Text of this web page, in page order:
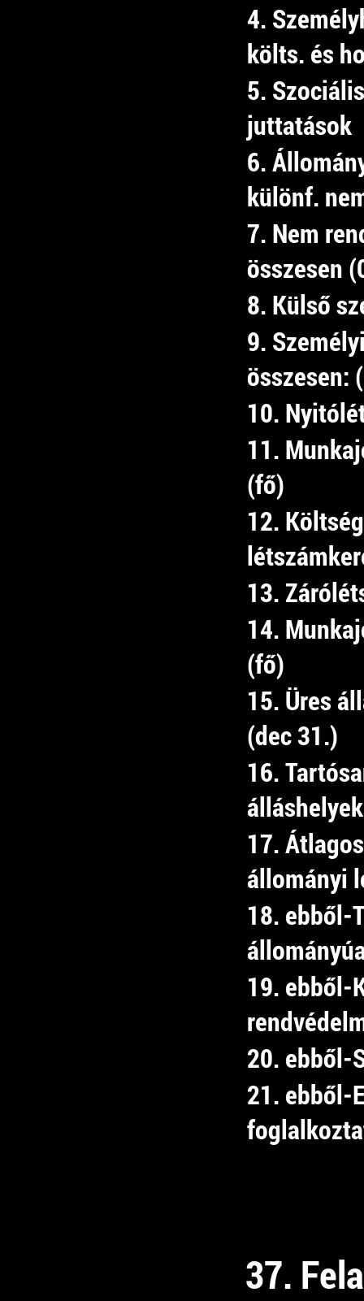
4.
költs. és
5.
juttatások
6.
különf.
7. Nem
összesen
8. Külső
9.
összesen:
10.
11.
(fő)
12.
13.
14.
(fő)
15. Üres
(dec 31.)
16.
17.
állományi
18. ebből-
19. ebből-
20. ebből-
21. ebből-
37.